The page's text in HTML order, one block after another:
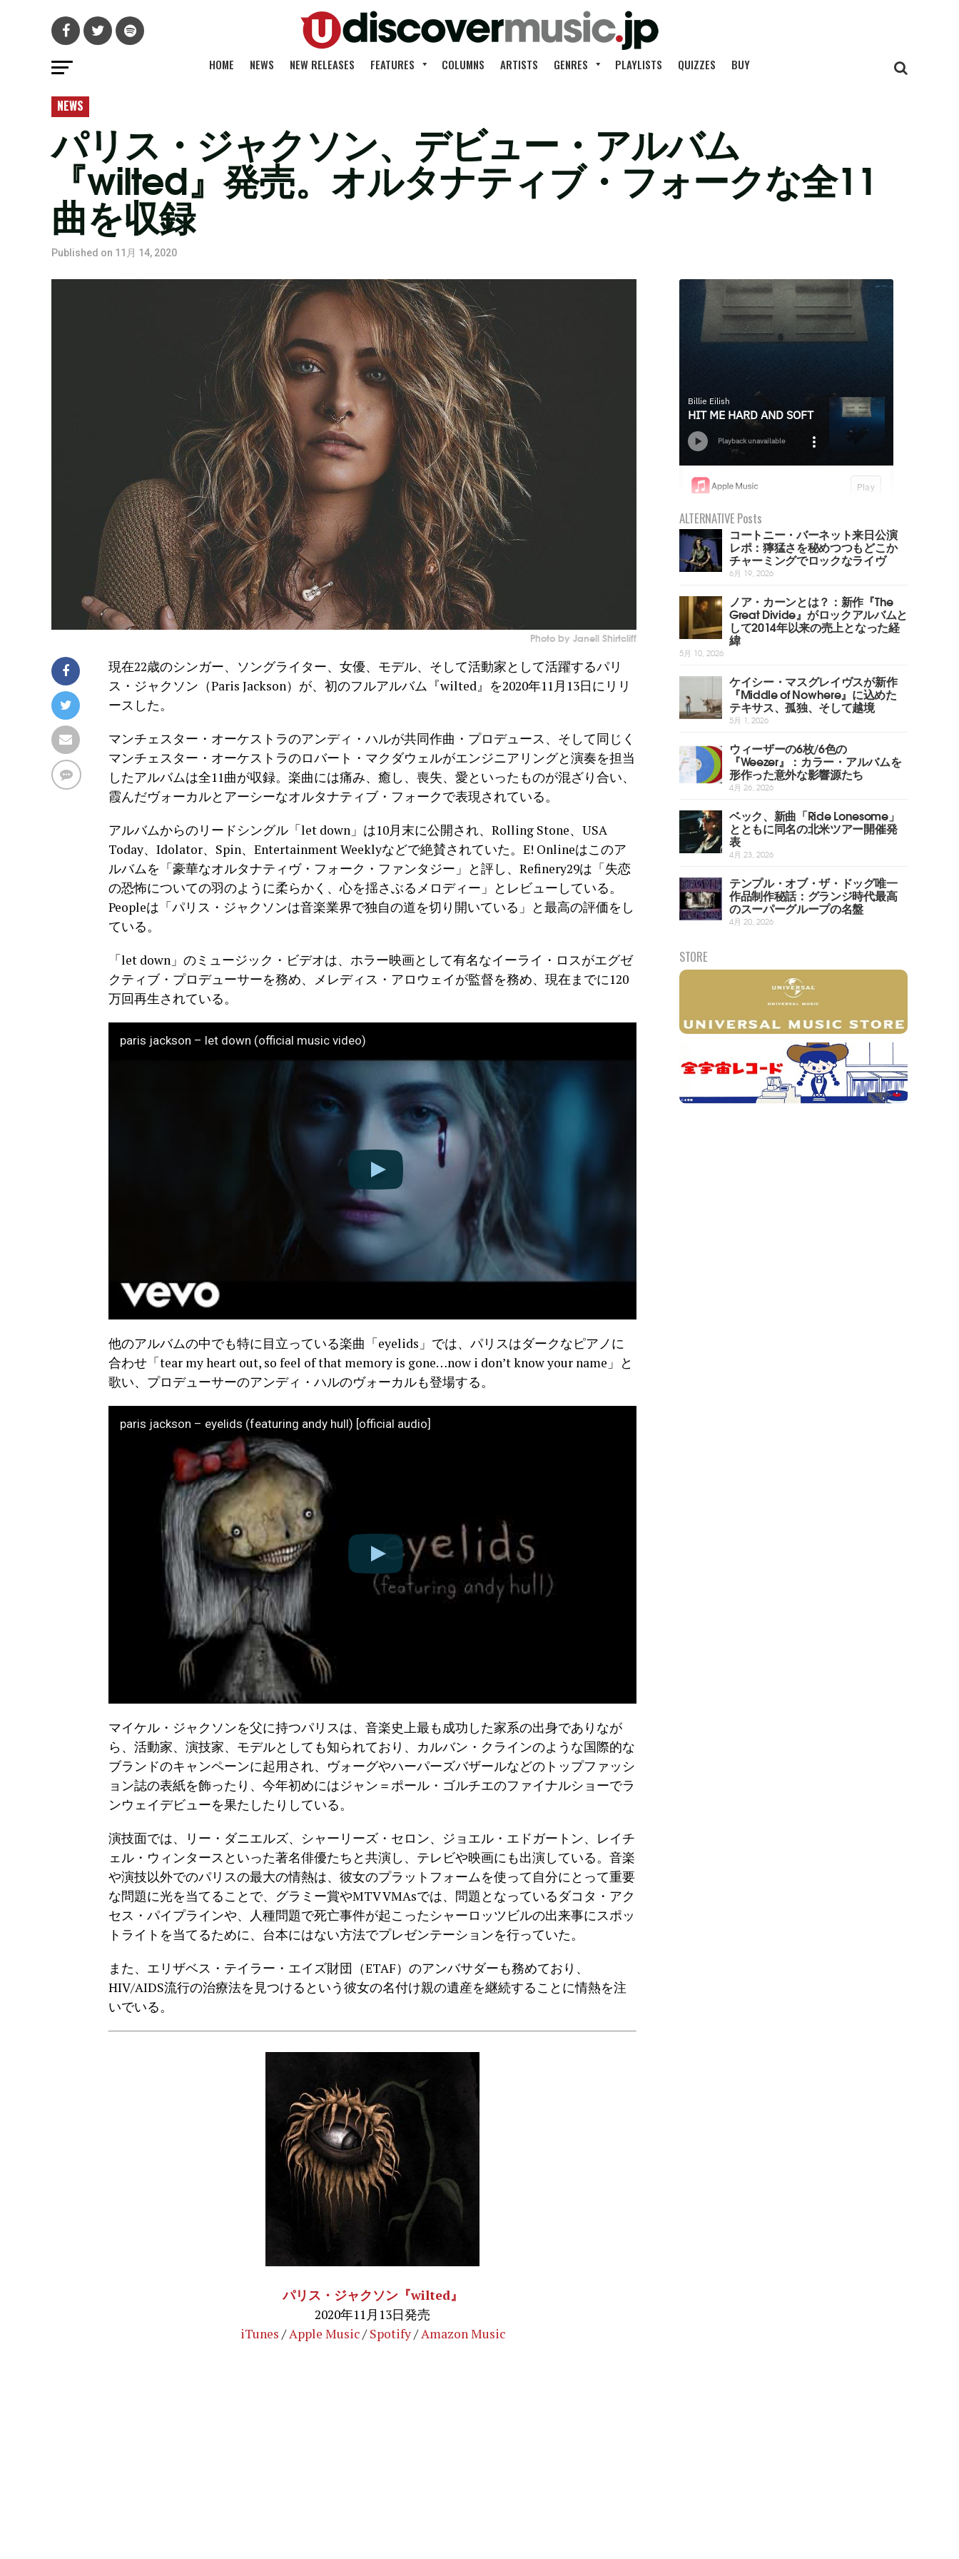
HOME NEWS NEW RELEASES FEATURES COLUMNS ARTISTS GENRES PLAYLISTS QUIZZES BUY
NEWS
パリス・ジャクソン、デビュー・アルバム
『wilted』発売。オルタナティブ・フォークな全11
曲を収録
Published on 11月 14, 2020
Photo by Janell Shirtcliff
現在22歳のシンガー、ソングライター、女優、モデル、そして活動家として活躍するパリ
ス・ジャクソン（Paris Jackson）が、初のフルアルバム『wilted』を2020年11月13日にリリ
ースした。
マンチェスター・オーケストラのアンディ・ハルが共同作曲・プロデュース、そして同じく
マンチェスター・オーケストラのロバート・マクダウェルがエンジニアリングと演奏を担当
したアルバムは全11曲が収録。楽曲には痛み、癒し、喪失、愛といったものが混ざり合い、
霞んだヴォーカルとアーシーなオルタナティブ・フォークで表現されている。
アルバムからのリードシングル「let down」は10月末に公開され、Rolling Stone、USA
Today、Idolator、Spin、Entertainment Weeklyなどで絶賛されていた。E! Onlineはこのア
ルバムを「豪華なオルタナティヴ・フォーク・ファンタジー」と評し、Refinery29は「失恋
の恐怖についての羽のように柔らかく、心を揺さぶるメロディー」とレビューしている。
Peopleは「パリス・ジャクソンは音楽業界で独自の道を切り開いている」と最高の評価をし
ている。
「let down」のミュージック・ビデオは、ホラー映画として有名なイーライ・ロスがエグゼ
クティブ・プロデューサーを務め、メレディス・アロウェイが監督を務め、現在までに120
万回再生されている。
paris jackson – let down (official music video)
他のアルバムの中でも特に目立っている楽曲「eyelids」では、パリスはダークなピアノに
合わせ「tear my heart out, so feel of that memory is gone…now i don’t know your name」と
歌い、プロデューサーのアンディ・ハルのヴォーカルも登場する。
paris jackson – eyelids (featuring andy hull) [official audio]
マイケル・ジャクソンを父に持つパリスは、音楽史上最も成功した家系の出身でありなが
ら、活動家、演技家、モデルとしても知られており、カルバン・クラインのような国際的な
ブランドのキャンペーンに起用され、ヴォーグやハーパーズバザールなどのトップファッシ
ョン誌の表紙を飾ったり、今年初めにはジャン＝ポール・ゴルチエのファイナルショーでラ
ンウェイデビューを果たしたりしている。
演技面では、リー・ダニエルズ、シャーリーズ・セロン、ジョエル・エドガートン、レイチ
ェル・ウィンタースといった著名俳優たちと共演し、テレビや映画にも出演している。音楽
や演技以外でのパリスの最大の情熱は、彼女のプラットフォームを使って自分にとって重要
な問題に光を当てることで、グラミー賞やMTV VMAsでは、問題となっているダコタ・アク
セス・パイプラインや、人種問題で死亡事件が起こったシャーロッツビルの出来事にスポッ
トライトを当てるために、台本にはない方法でプレゼンテーションを行っていた。
また、エリザベス・テイラー・エイズ財団（ETAF）のアンバサダーも務めており、
HIV/AIDS流行の治療法を見つけるという彼女の名付け親の遺産を継続することに情熱を注
いでいる。
パリス・ジャクソン『wilted』
2020年11月13日発売
iTunes /Apple Music/Spotify/Amazon Music
ALTERNATIVE Posts
コートニー・バーネット来日公演
レポ：獰猛さを秘めつつもどこか
チャーミングでロックなライヴ
6月 19, 2026
ノア・カーンとは？：新作『The
Great Divide』がロックアルバムと
して2014年以来の売上となった経
緯
5月 10, 2026
ケイシー・マスグレイヴスが新作
『Middle of Nowhere』に込めた
テキサス、孤独、そして越境
5月 1, 2026
ウィーザーの6枚/6色の
『Weezer』：カラー・アルバムを
形作った意外な影響源たち
4月 26, 2026
ベック、新曲「Ride Lonesome」
とともに同名の北米ツアー開催発
表
4月 23, 2026
テンプル・オブ・ザ・ドッグ唯一
作品制作秘話：グランジ時代最高
のスーパーグループの名盤
4月 20, 2026
STORE